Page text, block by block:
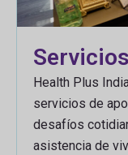
Health Plus
servicios de
desafíos
asistencia de